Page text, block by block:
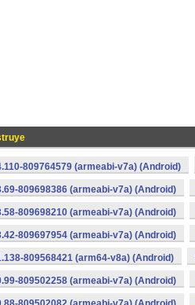
809764579 (armeabi-v7a) (Android)
809698386 (armeabi-v7a) (Android)
809698210 (armeabi-v7a) (Android)
809697954 (armeabi-v7a) (Android)
809568421 (arm64-v8a) (Android)
809502258 (armeabi-v7a) (Android)